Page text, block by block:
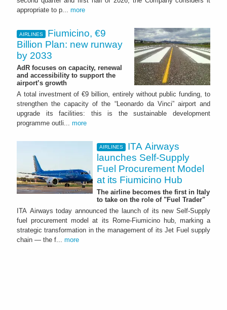
appropriate to p... more
AIRLINES
Fiumicino, €9
Billion Plan: new runway
by 2033
AdR focuses on capacity, renewal
and accessibility to support the
airport’s growth
A total investment of €9 billion, entirely without public funding, to
strengthen the capacity of the “Leonardo da Vinci” airport and
upgrade its facilities: this is the sustainable development
programme outli... more
AIRLINES
ITA Airways
launches Self-Supply
Fuel Procurement Model
at its Fiumicino Hub
The airline becomes the first in Italy
to take on the role of "Fuel Trader"
ITA Airways today announced the launch of its new Self-Supply
fuel procurement model at its Rome-Fiumicino hub, marking a
strategic transformation in the management of its Jet Fuel supply
chain — the f... more